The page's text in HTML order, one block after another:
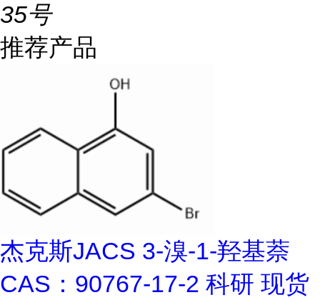
35号
推荐产品
杰克斯JACS 3-溴-1-羟基萘
CAS：90767-17-2 科研 现货